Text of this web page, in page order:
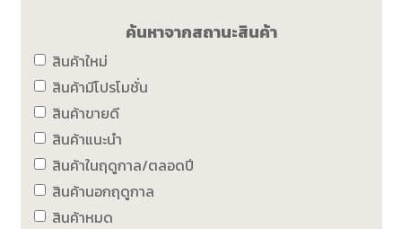
ค้นหาจากสถานะสินค้า
สินค้าใหม่
สินค้ามีโปรโมชั่น
สินค้าขายดี
สินค้าแนะนำ
สินค้าในฤดูกาล/ตลอดปี
สินค้านอกฤดูกาล
สินค้าหมด